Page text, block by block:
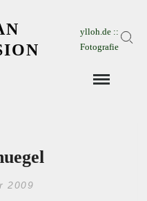
ylloh.de ::
Fotografie
2009